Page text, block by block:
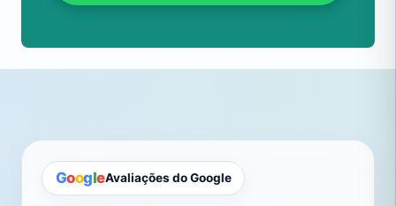
GoogleAvaliações do Google